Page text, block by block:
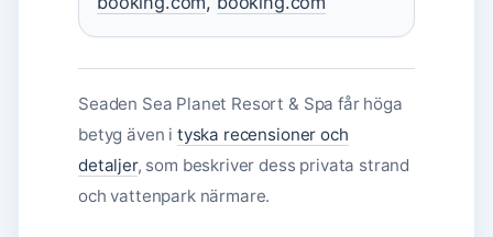
Seaden Sea Planet Resort & Spa får höga
betyg även i tyska recensioner och
detaljer, som beskriver dess privata strand
och vattenpark närmare.